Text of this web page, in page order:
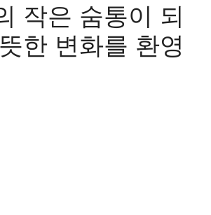
작은 숨통이 되
한 변화를 환영